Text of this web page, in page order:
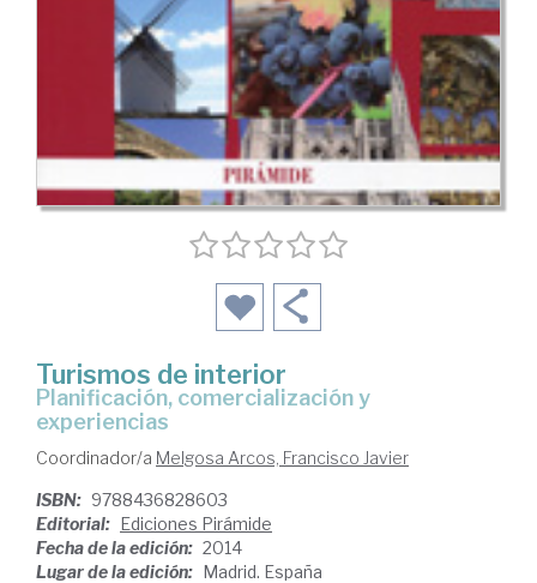
Turismos de interior
planificación, comercialización y
experiencias
Coordinador/a Melgosa Arcos, Francisco Javier
ISBN: 9788436828603
Editorial: Ediciones Pirámide
Fecha de la edición: 2014
Lugar de la edición: Madrid. España